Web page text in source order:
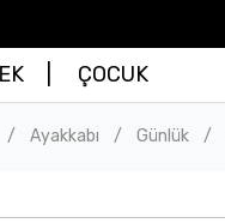
ÇOCUK
/ Ayakkabı / Günlük /